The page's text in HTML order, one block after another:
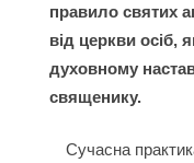
правило святих
від церкви осіб,
духовному
священику.
Сучасна